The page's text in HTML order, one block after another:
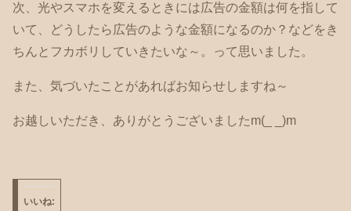
次、光やスマホを変えるときには広告の金額は何を指して
いて、どうしたら広告のような金額になるのか？などをき
ちんとフカボリしていきたいな～。って思いました。
また、気づいたことがあればお知らせしますね～
お越しいただき、ありがとうございましたm(_ _)m
いいね: